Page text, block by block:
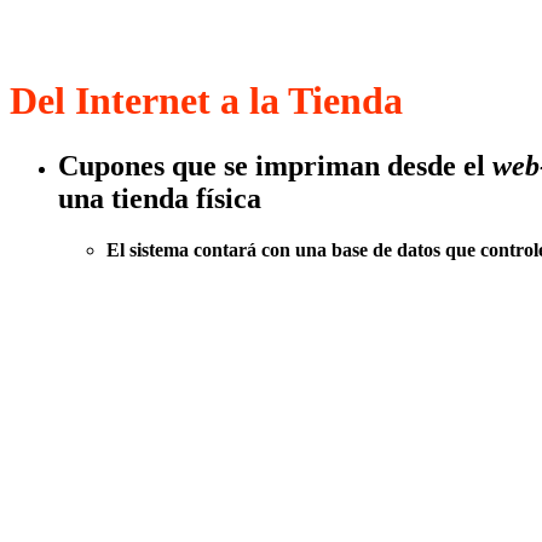
Del Internet a la Tienda
Cupones que se impriman desde el
una tienda física
El sistema contará con una base de datos que